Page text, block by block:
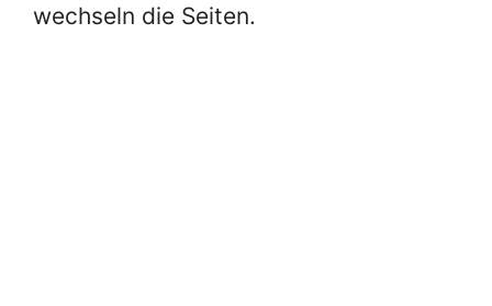
wechseln die Seiten.